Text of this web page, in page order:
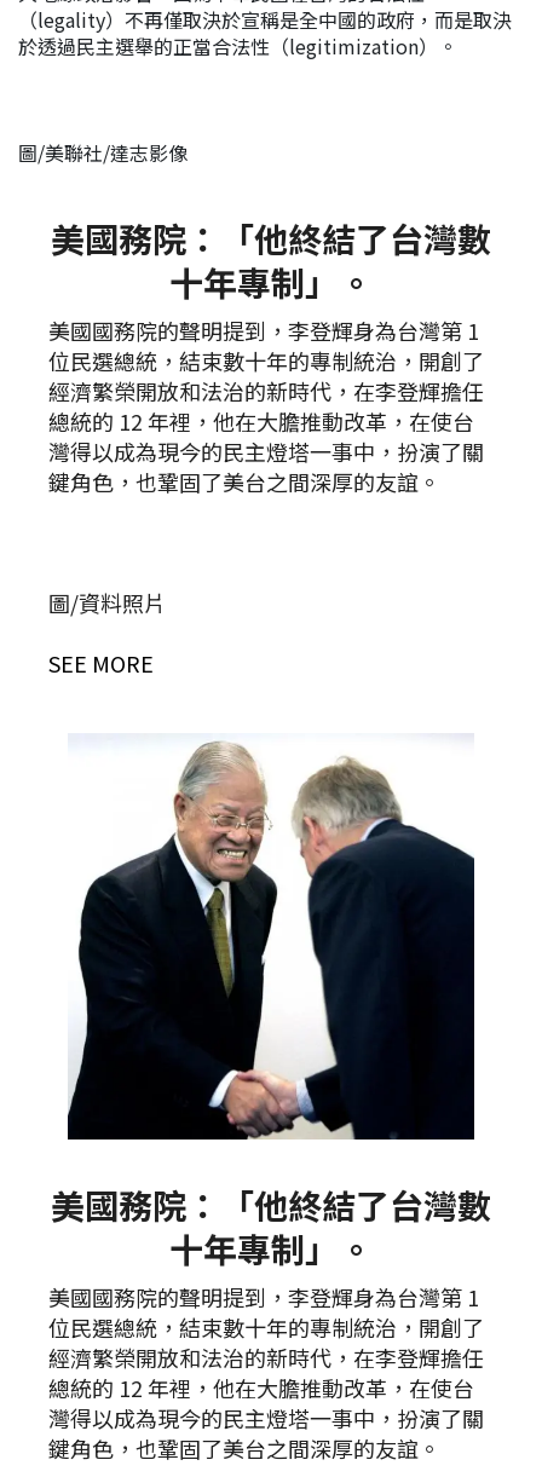
美國務院：「他終結了台灣數
十年專制」。
美國國務院的聲明提到，李登輝身為台灣第 1
位民選總統，結束數十年的專制統治，開創了
經濟繁榮開放和法治的新時代，在李登輝擔任
總統的 12 年裡，他在大膽推動改革，在使台
灣得以成為現今的民主燈塔一事中，扮演了關
鍵角色，也鞏固了美台之間深厚的友誼。
圖/資料照片
SEE MORE
（legality）不再僅取決於宣稱是全中國的政府，而是取決
於透過民主選舉的正當合法性（legitimization）。
圖/美聯社/達志影像
美國務院：「他終結了台灣數
十年專制」。
美國國務院的聲明提到，李登輝身為台灣第 1
位民選總統，結束數十年的專制統治，開創了
經濟繁榮開放和法治的新時代，在李登輝擔任
總統的 12 年裡，他在大膽推動改革，在使台
灣得以成為現今的民主燈塔一事中，扮演了關
鍵角色，也鞏固了美台之間深厚的友誼。